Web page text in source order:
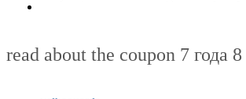
read about the coupon 7 года